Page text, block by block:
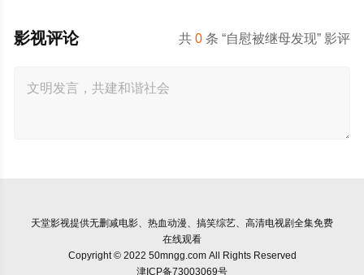
共0 条 “自慰被继母发现” 影评
影视评论
天堂影视提供无删减电影、热血动漫、搞笑综艺、高清电视剧全集免费
在线观看
Copyright © 2022 50mngg.com All Rights Reserved
津ICP备73003069号